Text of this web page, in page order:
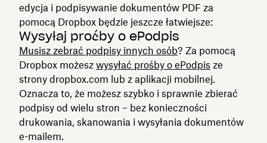
edycja i podpisywanie dokumentów PDF za
pomocą Dropbox będzie jeszcze łatwiejsze:
Wysyłaj prośby o ePodpis
Musisz zebrać podpisy innych osób? Za pomocą
Dropbox możesz wysyłać prośby o ePodpis ze
strony dropbox.com lub z aplikacji mobilnej.
Oznacza to, że możesz szybko i sprawnie zbierać
podpisy od wielu stron – bez konieczności
drukowania, skanowania i wysyłania dokumentów
e-mailem.